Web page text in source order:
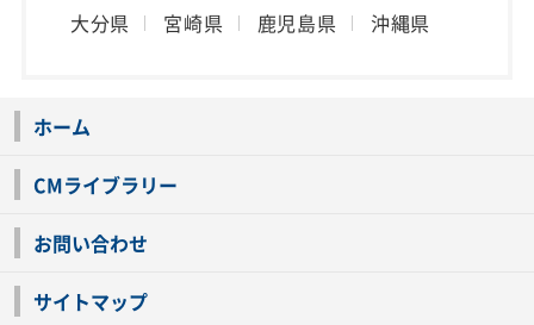
大分県
宮崎県 鹿児島県 沖縄県
ホーム
CMライブラリー
お問い合わせ
サイトマップ